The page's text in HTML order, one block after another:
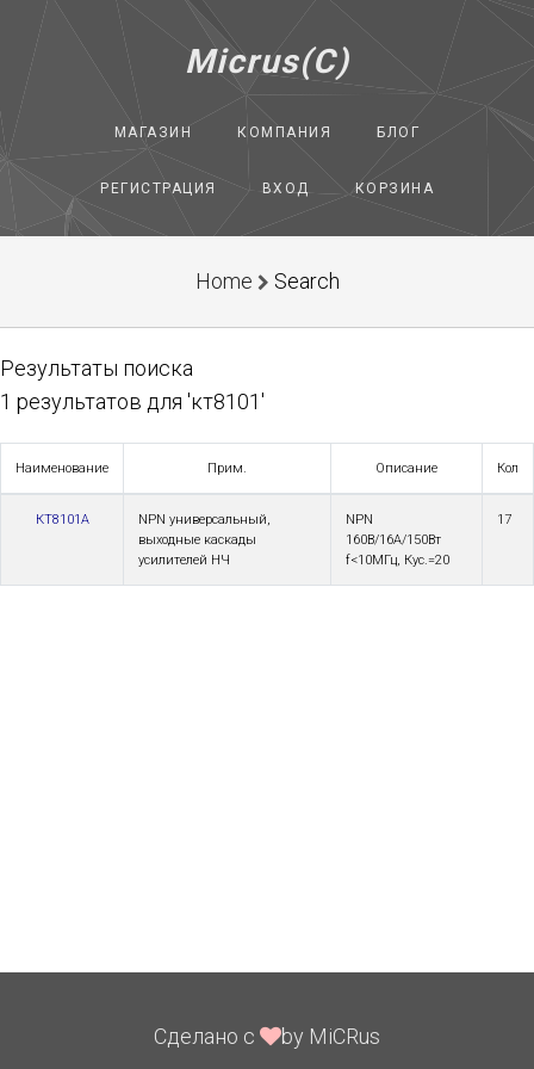
Micrus(C)
МАГАЗИН КОМПАНИЯ БЛОГ
РЕГИСТРАЦИЯ ВХОД КОРЗИНА
Home Search
Результаты поиска
1 результатов для 'кт8101'
Наименование Прим. Описание Кол
КТ8101А
NPN универсальный,
выходные каскады
усилителей НЧ
NPN
160В/16А/150Вт
f<10МГц, Кус.=20
17
Сделано с by MiCRus